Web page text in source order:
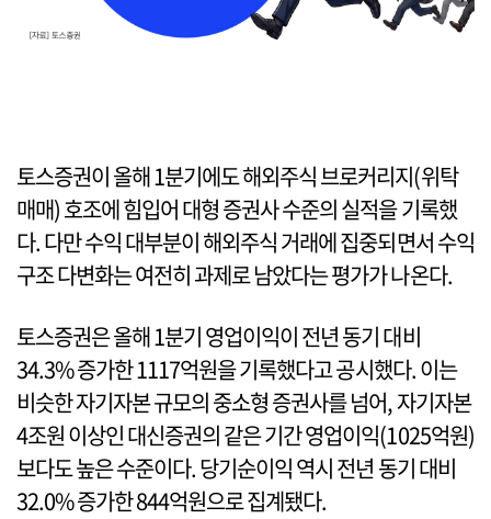
토스증권이 올해 1분기에도 해외주식 브로커리지(위탁
매매) 호조에 힘입어 대형 증권사 수준의 실적을 기록했
다. 다만 수익 대부분이 해외주식 거래에 집중되면서 수익
구조 다변화는 여전히 과제로 남았다는 평가가 나온다.
토스증권은 올해 1분기 영업이익이 전년 동기 대비
34.3% 증가한 1117억원을 기록했다고 공시했다. 이는
비슷한 자기자본 규모의 중소형 증권사를 넘어, 자기자본
4조원 이상인 대신증권의 같은 기간 영업이익(1025억원)
보다도 높은 수준이다. 당기순이익 역시 전년 동기 대비
32.0% 증가한 844억원으로 집계됐다.